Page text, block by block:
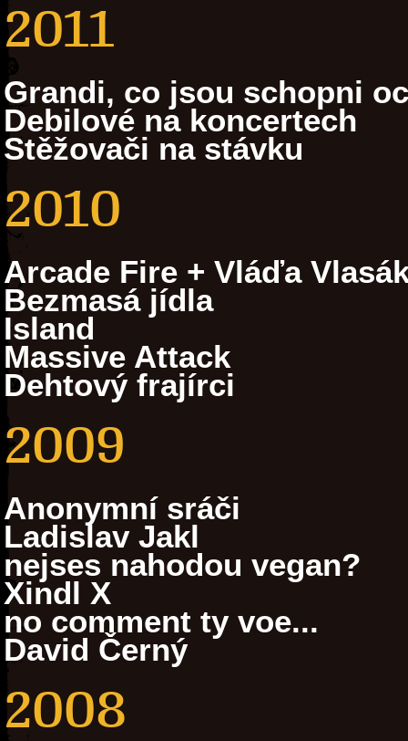
2011
Grandi, co jsou schopni
Debilové na koncertech
Stěžovači na stávku
2010
Arcade Fire + Vláďa
Bezmasá jídla
Island
Massive Attack
Dehtový frajírci
2009
Anonymní sráči
Ladislav Jakl
nejses nahodou vegan?
Xindl X
no comment ty voe...
David Černý
2008